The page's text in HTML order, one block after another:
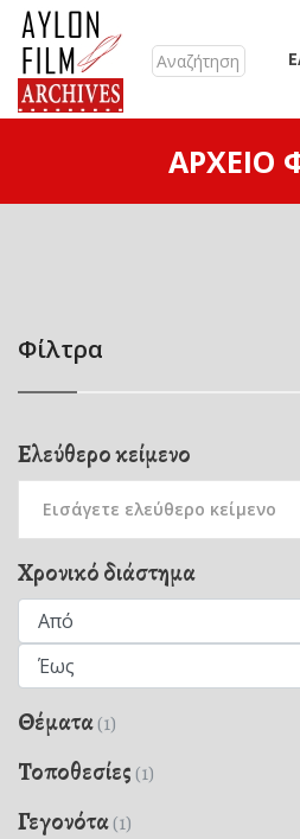
ΑΡΧΕΊΟ
Φίλτρα
Ελεύθερο κείμενο
Χρονικό διάστημα
Θέματα(1)
Τοποθεσίες (1)
Γεγονότα(1)